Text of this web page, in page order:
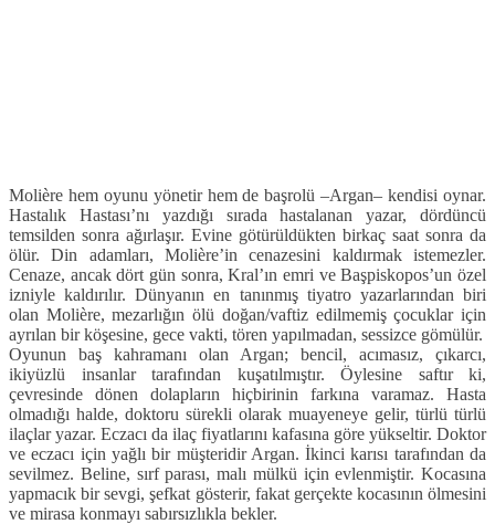
Molière hem oyunu yönetir hem de başrolü –Argan– kendisi oynar.
Hastalık Hastası’nı yazdığı sırada hastalanan yazar, dördüncü
temsilden sonra ağırlaşır. Evine götürüldükten birkaç saat sonra da
ölür. Din adamları, Molière’in cenazesini kaldırmak istemezler.
Cenaze, ancak dört gün sonra, Kral’ın emri ve Başpiskopos’un özel
izniyle kaldırılır. Dünyanın en tanınmış tiyatro yazarlarından biri
olan Molière, mezarlığın ölü doğan/vaftiz edilmemiş çocuklar için
ayrılan bir köşesine, gece vakti, tören yapılmadan, sessizce gömülür.
Oyunun baş kahramanı olan Argan; bencil, acımasız, çıkarcı,
ikiyüzlü insanlar tarafından kuşatılmıştır. Öylesine saftır ki,
çevresinde dönen dolapların hiçbirinin farkına varamaz. Hasta
olmadığı halde, doktoru sürekli olarak muayeneye gelir, türlü türlü
ilaçlar yazar. Eczacı da ilaç fiyatlarını kafasına göre yükseltir. Doktor
ve eczacı için yağlı bir müşteridir Argan. İkinci karısı tarafından da
sevilmez. Beline, sırf parası, malı mülkü için evlenmiştir. Kocasına
yapmacık bir sevgi, şefkat gösterir, fakat gerçekte kocasının ölmesini
ve mirasa konmayı sabırsızlıkla bekler.